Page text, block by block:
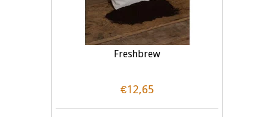
Freshbrew
€12,65